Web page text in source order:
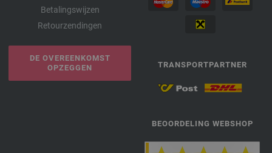
Betalingswijzen
Retourzendingen
DE OVEREENKOMST
OPZEGGEN
TRANSPORTPARTNER
BEOORDELING WEBSHOP